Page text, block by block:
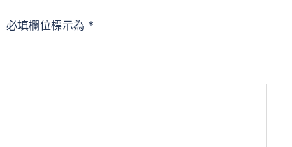
必填欄位標示為 *